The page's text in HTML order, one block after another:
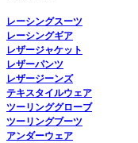
レーシングスーツ
レーシングギア
レザージャケット
レザーパンツ
レザージーンズ
テキスタイルウェア
ツーリンググローブ
ツーリングブーツ
アンダーウェア